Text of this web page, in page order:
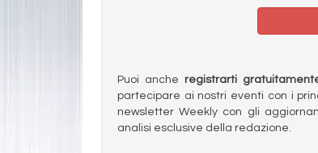
Puoi anche registrarti
partecipare ai nostri eventi con i
newsletter Weekly con gli
analisi esclusive della redazione.